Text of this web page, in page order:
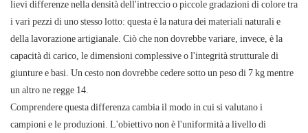
lievi differenze nella densità dell'intreccio o piccole gradazioni di colore tra
i vari pezzi di uno stesso lotto: questa è la natura dei materiali naturali e
della lavorazione artigianale. Ciò che non dovrebbe variare, invece, è la
capacità di carico, le dimensioni complessive o l'integrità strutturale di
giunture e basi. Un cesto non dovrebbe cedere sotto un peso di 7 kg mentre
un altro ne regge 14.
Comprendere questa differenza cambia il modo in cui si valutano i
campioni e le produzioni. L'obiettivo non è l'uniformità a livello di